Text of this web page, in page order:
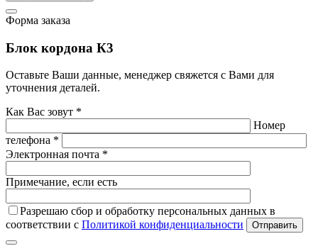
Форма заказа
Блок кордона К3
Оставьте Ваши данные, менеджер свяжется с Вами для
уточнения деталей.
Как Вас зовут *
Номер
телефона *
Электронная почта *
Примечание, если есть
Разрешаю сбор и обработку персональных данных в
соответствии с Политикой конфиденциальности Отправить